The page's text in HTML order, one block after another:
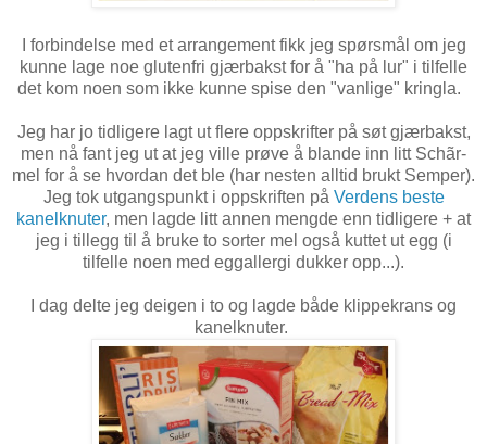
I forbindelse med et arrangement fikk jeg spørsmål om jeg
kunne lage noe glutenfri gjærbakst for å "ha på lur" i tilfelle
det kom noen som ikke kunne spise den "vanlige" kringla.
Jeg har jo tidligere lagt ut flere oppskrifter på søt gjærbakst,
men nå fant jeg ut at jeg ville prøve å blande inn litt Schãr-
mel for å se hvordan det ble (har nesten alltid brukt Semper).
Jeg tok utgangspunkt i oppskriften på Verdens beste
kanelknuter, men lagde litt annen mengde enn tidligere + at
jeg i tillegg til å bruke to sorter mel også kuttet ut egg (i
tilfelle noen med eggallergi dukker opp...).
I dag delte jeg deigen i to og lagde både klippekrans og
kanelknuter.